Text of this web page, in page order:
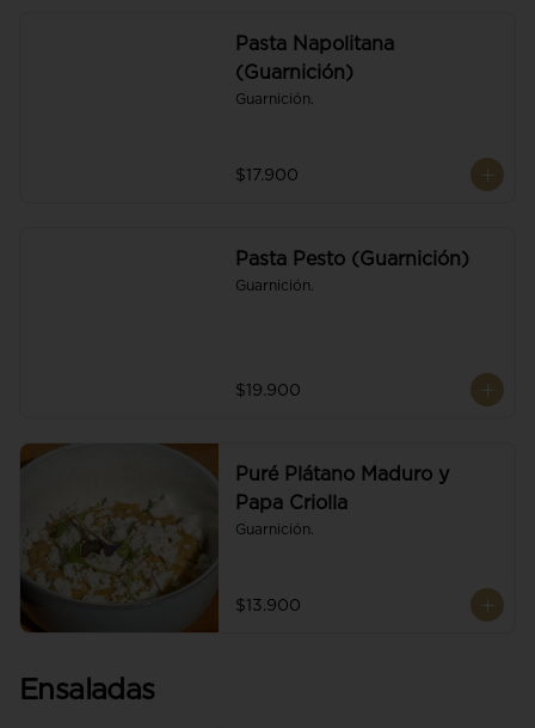
Pasta Napolitana
(Guarnición)
Guarnición.
$17.900
Pasta Pesto (Guarnición)
Guarnición.
$19.900
Puré Plátano Maduro y
Papa Criolla
Guarnición.
$13.900
Ensaladas